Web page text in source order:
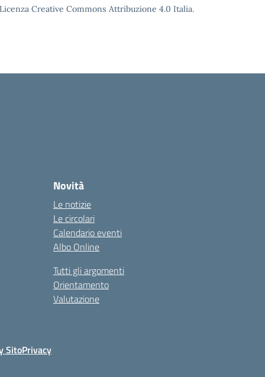
Creative Commons Attribuzione 4.0 Italia.
Novità
Le notizie
Le circolari
Calendario eventi
Albo Online
Tutti gli argomenti
Orientamento
Valutazione
SitoPrivacy